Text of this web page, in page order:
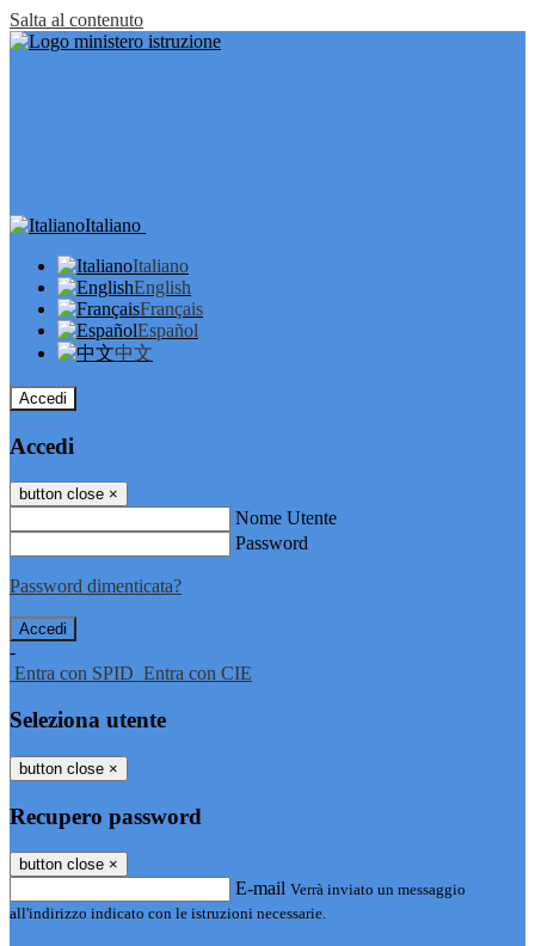
Salta al contenuto
Italiano
Italiano
English
Français
Español
中文
Accedi
Accedi
button close ×
Nome Utente
Password
Password dimenticata?
-
Entra con SPID Entra con CIE
Seleziona utente
button close ×
Recupero password
button close ×
E-mail Verrà inviato un messaggio
all'indirizzo indicato con le istruzioni necessarie.